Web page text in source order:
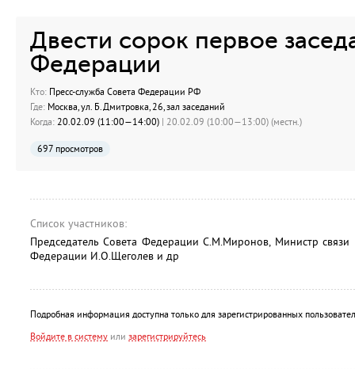
Двести сорок первое
Федерации
Кто: Пресс-служба Совета Федерации РФ
Где: Москва, ул. Б.Дмитровка, 26, зал заседаний
Когда: 20.02.09 (11:00—14:00) | 20.02.09 (10:00—13:00) (местн.)
697 просмотров
Список участников:
Председатель Совета Федерации С.М.Миронов, Министр
Федерации И.О.Щеголев и др
Подробная информация доступна только для зарегистрированных
Войдите в систему или зарегистрируйтесь